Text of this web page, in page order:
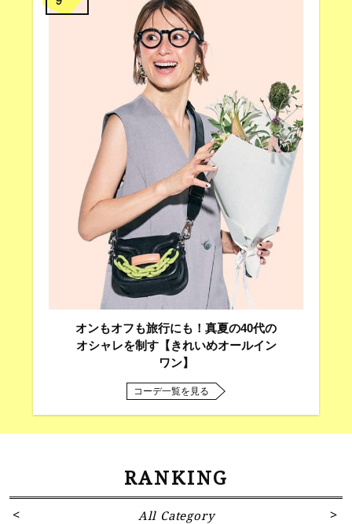
オンもオフも旅行にも！真夏の40代の
オシャレを制す【きれいめオールイン
ワン】
コーデ一覧を見る
RANKING
All Category